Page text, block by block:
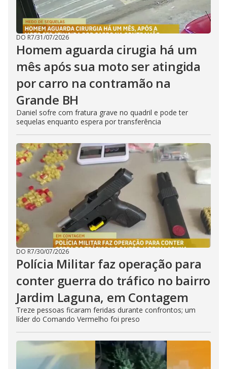
DO R7/31/07/2026
Homem aguarda cirugia há um
mês após sua moto ser atingida
por carro na contramão na
Grande BH
Daniel sofre com fratura grave no quadril e pode ter
sequelas enquanto espera por transferência
DO R7/30/07/2026
Polícia Militar faz operação para
conter guerra do tráfico no bairro
Jardim Laguna, em Contagem
Treze pessoas ficaram feridas durante confrontos; um
líder do Comando Vermelho foi preso